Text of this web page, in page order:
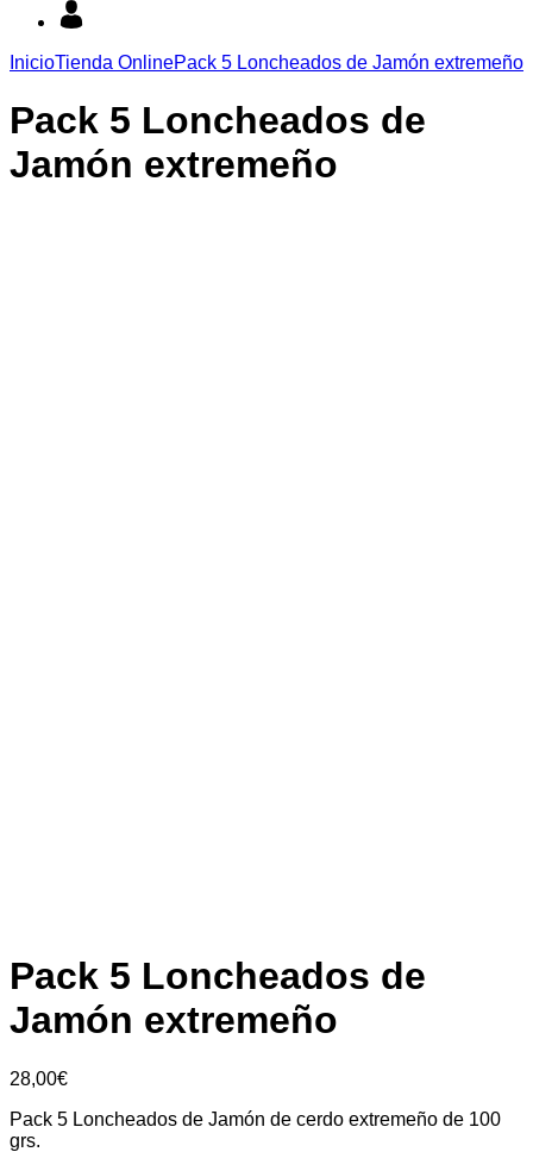
InicioTienda OnlinePack 5 Loncheados de Jamón extremeño
Pack 5 Loncheados de
Jamón extremeño
Pack 5 Loncheados de
Jamón extremeño
28,00€
Pack 5 Loncheados de Jamón de cerdo extremeño de 100
grs.